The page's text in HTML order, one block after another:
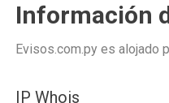
Información
Evisos.com.py es alojado
IP Whois